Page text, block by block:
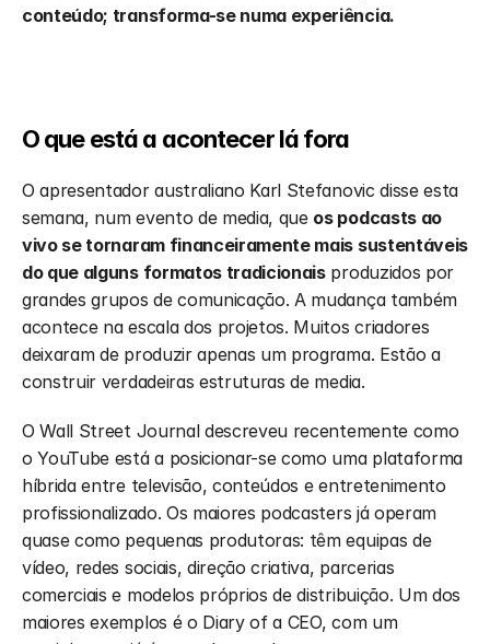
conteúdo; transforma-se numa experiência.
O que está a acontecer lá fora
O apresentador australiano Karl Stefanovic disse esta
semana, num evento de media, que os podcasts ao
vivo se tornaram financeiramente mais sustentáveis
do que alguns formatos tradicionais produzidos por
grandes grupos de comunicação. A mudança também
acontece na escala dos projetos. Muitos criadores
deixaram de produzir apenas um programa. Estão a
construir verdadeiras estruturas de media.
O Wall Street Journal descreveu recentemente como
o YouTube está a posicionar-se como uma plataforma
híbrida entre televisão, conteúdos e entretenimento
profissionalizado. Os maiores podcasters já operam
quase como pequenas produtoras: têm equipas de
vídeo, redes sociais, direção criativa, parcerias
comerciais e modelos próprios de distribuição. Um dos
maiores exemplos é o Diary of a CEO, com um